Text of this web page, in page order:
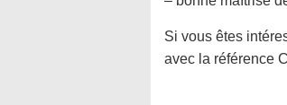
Si vous êtes
avec la référence